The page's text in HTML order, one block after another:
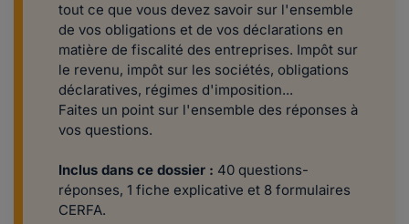
tout ce que vous devez savoir sur l'ensemble
de vos obligations et de vos déclarations en
matière de fiscalité des entreprises. Impôt sur
le revenu, impôt sur les sociétés, obligations
déclaratives, régimes d'imposition...
Faites un point sur l'ensemble des réponses à
vos questions.
Inclus dans ce dossier : 40 questions-
réponses, 1 fiche explicative et 8 formulaires
CERFA.